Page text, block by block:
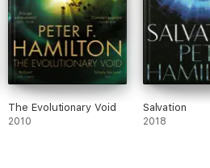
The Evolutionary Void
2010
Salvation
2018